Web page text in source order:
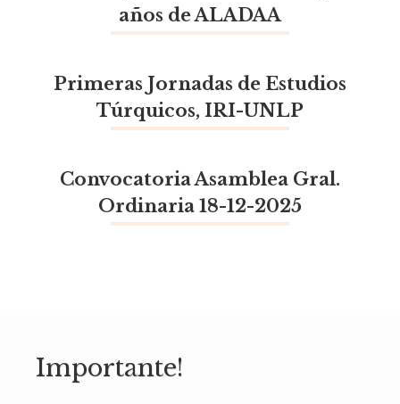
años de ALADAA
Primeras Jornadas de Estudios
Túrquicos, IRI-UNLP
Convocatoria Asamblea Gral.
Ordinaria 18-12-2025
Importante!